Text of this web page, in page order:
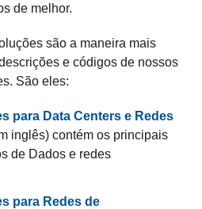
de melhor.
são a maneira mais
e códigos de nossos
São eles:
para Data Centers e Redes
inglês) contém os principais
de Dados e redes
para Redes de